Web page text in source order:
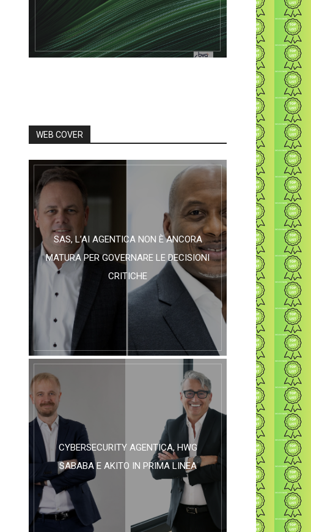
WEB COVER
SAS, L’AI AGENTICA NON È ANCORA
MATURA PER GOVERNARE LE DECISIONI
CRITICHE
CYBERSECURITY AGENTICA, HWG
SABABA E AKITO IN PRIMA LINEA